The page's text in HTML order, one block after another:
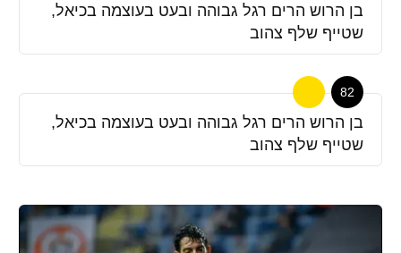
בן הרוש הרים רגל גבוהה ובעט בעוצמה בכיאל,
שטייף שלף צהוב
82
בן הרוש הרים רגל גבוהה ובעט בעוצמה בכיאל,
שטייף שלף צהוב